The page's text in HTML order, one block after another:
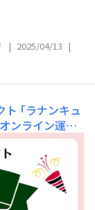
| 2025/04/13 |
ト ｢ラナンキュ
ンライン運営
｢ラナンキュラ
きました！コ
“いいね” や
ださった皆さ